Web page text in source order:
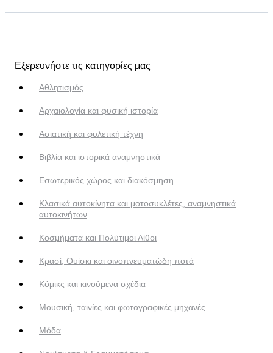
Εξερευνήστε τις κατηγορίες μας
Αθλητισμός
Αρχαιολογία και φυσική ιστορία
Ασιατική και φυλετική τέχνη
Βιβλία και ιστορικά αναμνηστικά
Εσωτερικός χώρος και διακόσμηση
Κλασικά αυτοκίνητα και μοτοσυκλέτες, αναμνηστικά
αυτοκινήτων
Κοσμήματα και Πολύτιμοι Λίθοι
Κρασί, Ουίσκι και οινοπνευματώδη ποτά
Κόμικς και κινούμενα σχέδια
Μουσική, ταινίες και φωτογραφικές μηχανές
Μόδα